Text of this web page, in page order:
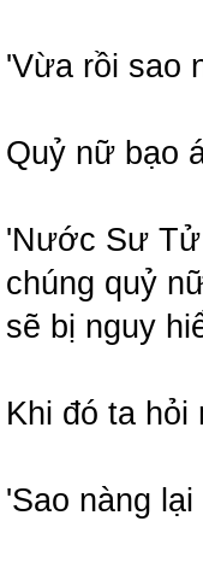
'Vừa rồi sao
Quỷ nữ bạo
'Nước Sư
chúng quỷ
sẽ bị nguy
Khi đó ta hỏi
'Sao nàng lại